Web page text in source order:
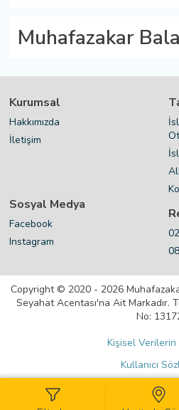
Muhafazakar
Kurumsal
Hakkımızda
İletişim
Sosyal Medya
Facebook
Instagram
Copyright © 2020 - 2026
Seyahat Acentası'na Ait Markadır.
No:
Kişisel Verilerin
Kullanıcı
Gizlilik